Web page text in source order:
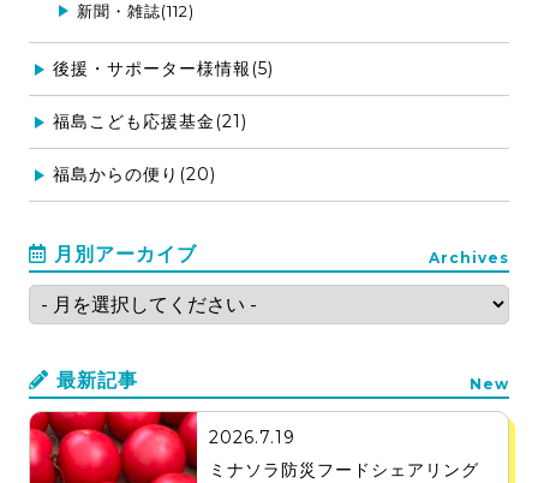
新聞・雑誌(112)
後援・サポーター様情報(5)
福島こども応援基金(21)
福島からの便り(20)
月別アーカイブ Archives
最新記事 New
2026.7.19
ミナソラ防災フードシェアリング